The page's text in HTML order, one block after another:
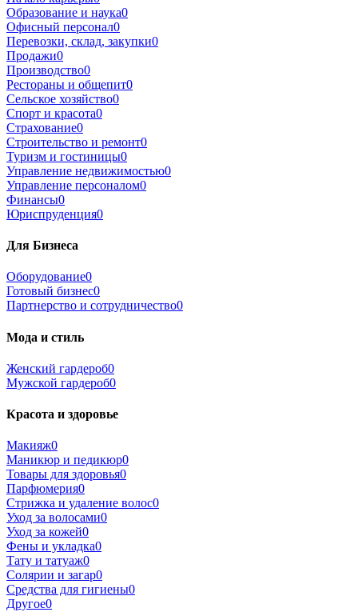
Образование и наука0
Офисный персонал0
Перевозки, склад, закупки0
Продажи0
Производство0
Рестораны и общепит0
Сельское хозяйство0
Спорт и красота0
Страхование0
Строительство и ремонт0
Туризм и гостиницы0
Управление недвижимостью0
Управление персоналом0
Финансы0
Юриспруденция0
Для Бизнеса
Оборудование0
Готовый бизнес0
Партнерство и сотрудничество0
Мода и стиль
Женский гардероб0
Мужской гардероб0
Красота и здоровье
Макияж0
Маникюр и педикюр0
Товары для здоровья0
Парфюмерия0
Стрижка и удаление волос0
Уход за волосами0
Уход за кожей0
Фены и укладка0
Тату и татуаж0
Солярии и загар0
Средства для гигиены0
Другое0